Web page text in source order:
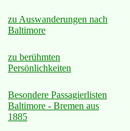
zu Auswanderungen nach
Baltimore
zu berühmten
Persönlichkeiten
Besondere Passagierlisten
Baltimore - Bremen aus
1885